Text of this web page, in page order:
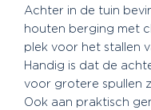
Achter in de tuin
houten berging met
plek voor het stallen
Handig is dat de
voor grotere spullen
Ook aan praktisch